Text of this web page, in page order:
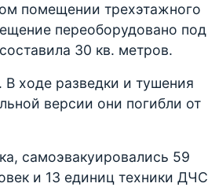
помещении трехэтажного
переоборудовано под
30 кв. метров.
ходе разведки и тушения
версии они погибли от
самоэвакуировались 59
и 13 единиц техники ДЧС